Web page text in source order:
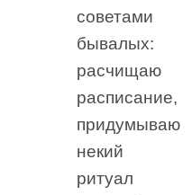
советами
бывалых:
расчищаю
расписание,
придумываю
некий
ритуал